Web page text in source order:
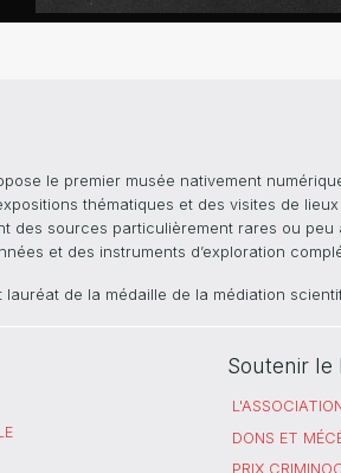
le premier musée nativement
thématiques et des visites de
des sources particulièrement rares ou
et des instruments d’exploration
de la médaille de la médiation
Soutenir le
DONS ET
PRIX